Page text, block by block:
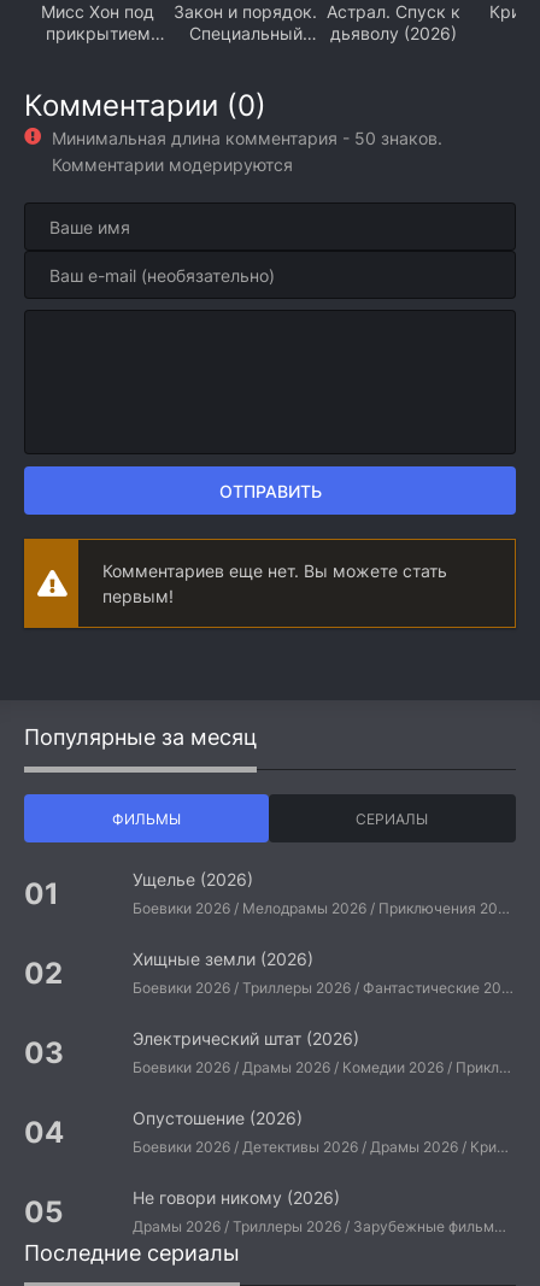
Мисс Хон под
прикрытием
Закон и порядок.
Специальный
Астрал. Спуск к
дьяволу (2026)
Комментарии (0)
Минимальная длина комментария - 50 знаков.
Комментарии модерируются
ОТПРАВИТЬ
Комментариев еще нет. Вы можете стать
первым!
Популярные за месяц
ФИЛЬМЫ СЕРИАЛЫ
Ущелье (2026)
Боевики 2026 / Мелодрамы 2026 / Приключения 2026 / Ужасы 2026 / Фантастические 2026 / Зарубежные фильмы 2026 / Американские фильмы / Фильмы 2026
Хищные земли (2026)
Боевики 2026 / Триллеры 2026 / Фантастические 2026 / Зарубежные фильмы 2026 / Американские фильмы / Фильмы 2026
Электрический штат (2026)
Боевики 2026 / Драмы 2026 / Комедии 2026 / Приключения 2026 / Фантастические 2026 / Зарубежные фильмы 2026 / Американские фильмы / Фильмы 2026
Опустошение (2026)
Боевики 2026 / Детективы 2026 / Драмы 2026 / Криминальные фильмы 2026 / Триллеры 2026 / Зарубежные фильмы 2026 / Американские фильмы / Фильмы 2026
Не говори никому (2026)
Драмы 2026 / Триллеры 2026 / Зарубежные фильмы 2026 / Американские фильмы / Фильмы 2026
Последние сериалы